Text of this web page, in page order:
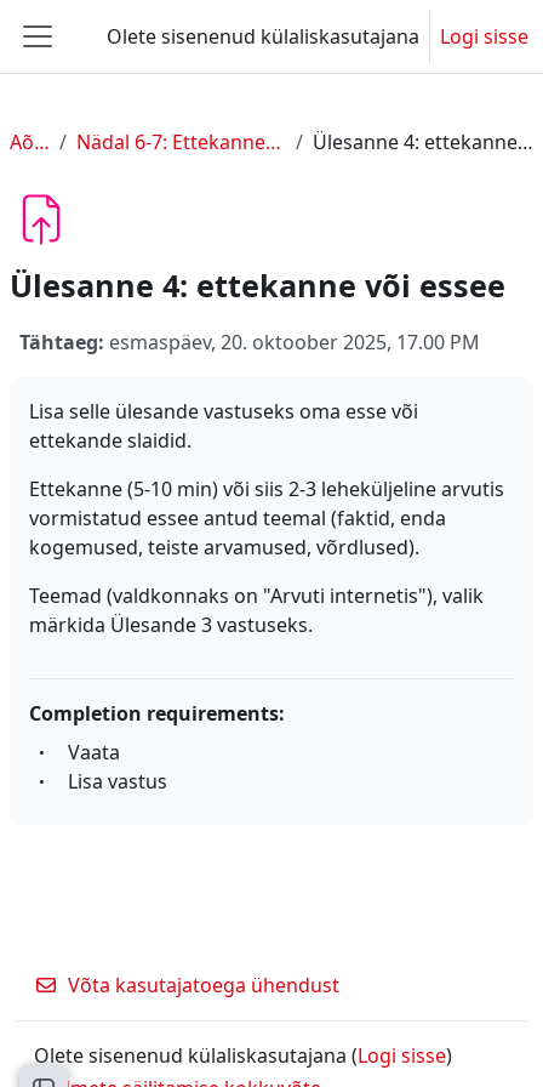
Küljepaneel
Olete sisenenud külaliskasutajana Logi sisse
Aõ2-E Nädal 6-7: Ettekanne või essee Ülesanne 4: ettekanne või essee
Ülesanne 4: ettekanne või essee
Tähtaeg: esmaspäev, 20. oktoober 2025, 17.00 PM
Lisa selle ülesande vastuseks oma esse või
ettekande slaidid.
Ettekanne (5-10 min) või siis 2-3 leheküljeline arvutis
vormistatud essee antud teemal (faktid, enda
kogemused, teiste arvamused, võrdlused).
Teemad (valdkonnaks on "Arvuti internetis"), valik
märkida Ülesande 3 vastuseks.
Completion requirements:
Vaata
Lisa vastus
Võta kasutajatoega ühendust
Olete sisenenud külaliskasutajana (Logi sisse)